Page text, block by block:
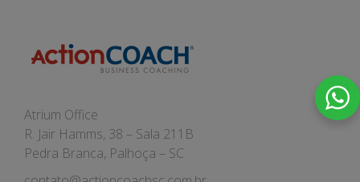
Atrium Office
R. Jair Hamms, 38 – Sala 211B
Pedra Branca, Palhoça – SC